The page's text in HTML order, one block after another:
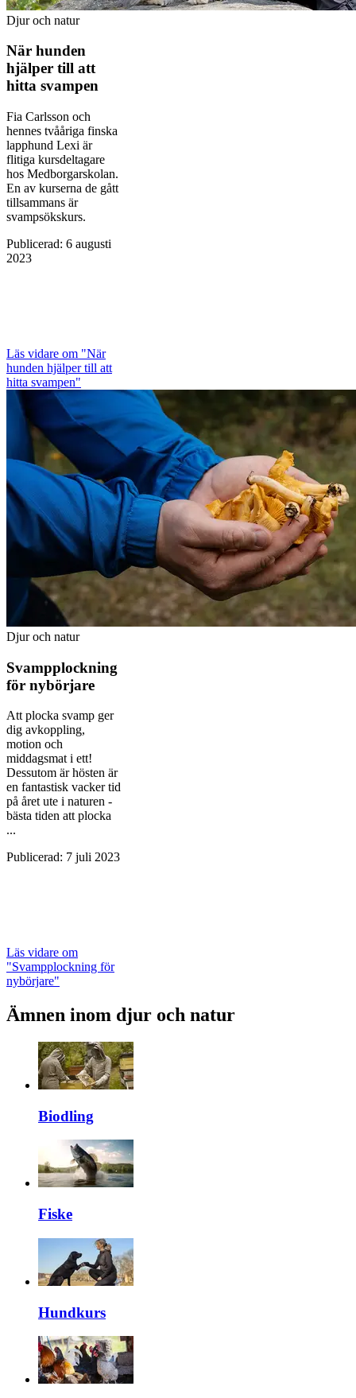
Djur och natur
När hunden
hjälper till att
hitta svampen
Fia Carlsson och
hennes tvååriga finska
lapphund Lexi är
flitiga kursdeltagare
hos Medborgarskolan.
En av kurserna de gått
tillsammans är
svampsökskurs.
Publicerad: 6 augusti
2023
Läs vidare om "När
hunden hjälper till att
hitta svampen"
Djur och natur
Svampplockning
för nybörjare
Att plocka svamp ger
dig avkoppling,
motion och
middagsmat i ett!
Dessutom är hösten är
en fantastisk vacker tid
på året ute i naturen -
bästa tiden att plocka
...
Publicerad: 7 juli 2023
Läs vidare om
"Svampplockning för
nybörjare"
Ämnen inom djur och natur
Biodling
Fiske
Hundkurs